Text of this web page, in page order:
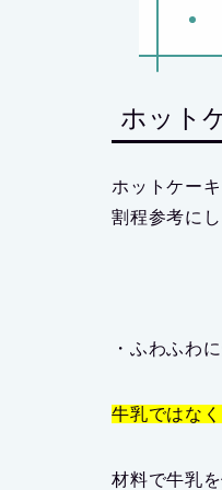
ホット
ホットケー
割程参考に
・ ふわふわ
牛乳ではな
材料で牛乳